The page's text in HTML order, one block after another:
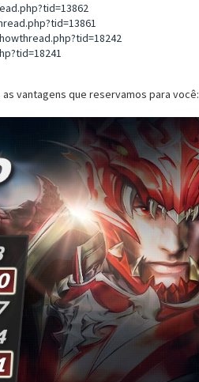
as vantagens que reservamos para você: